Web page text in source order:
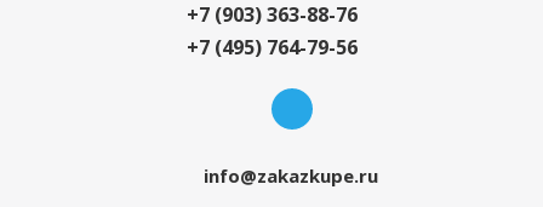
+7 (903) 363-88-76
+7 (495) 764-79-56
info@zakazkupe.ru